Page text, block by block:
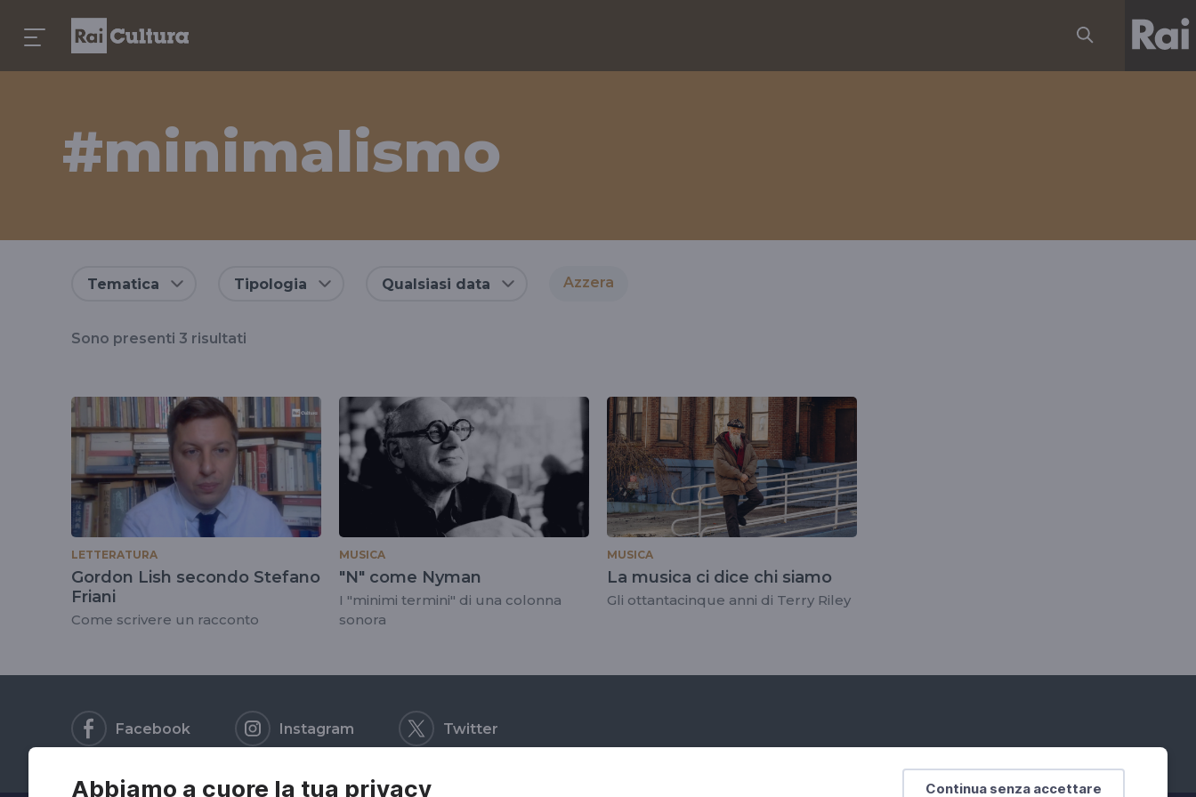
Continua senza accettare
Abbiamo a cuore la tua privacy
#minimalismo
tag
#minimalismo
Tematica Tipologia Qualsiasi data Azzera
Sono presenti 3 risultati
LETTERATURA
Gordon Lish secondo Stefano
Friani
Come scrivere un racconto
MUSICA
"N" come Nyman
I "minimi termini" di una colonna
sonora
MUSICA
La musica ci dice chi siamo
Gli ottantacinque anni di Terry Riley
Facebook Instagram Twitter